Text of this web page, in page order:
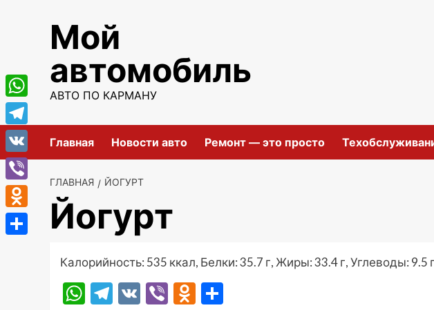
содержимомуМой
автомобиль
АВТО ПО КАРМАНУ
Главная Новости авто Ремонт — это просто
ГЛАВНАЯ ЙОГУРТ
Йогурт
Калорийность: 535 ккал, Белки: 35.7 г, Жиры: 33.4 г, Углеводы: 9.5 г
WhatsApp
Telegram
VK ViberOdnoklassniki
WhatsApp
Telegram
VK
Viber
Odnoklassniki